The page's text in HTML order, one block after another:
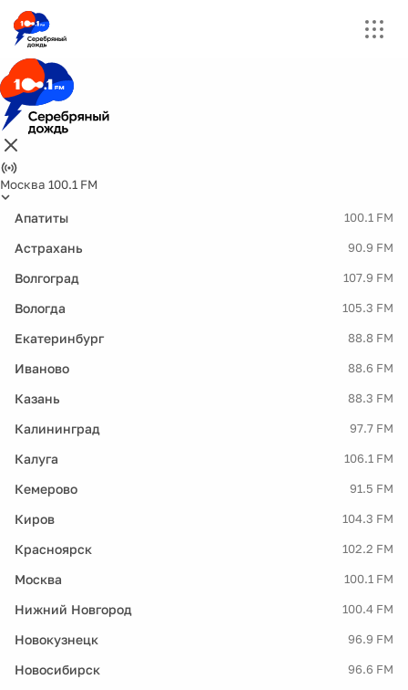
Москва 100.1 FM
Апатиты 100.1 FM
Астрахань 90.9 FM
Волгоград 107.9 FM
Вологда 105.3 FM
Екатеринбург 88.8 FM
Иваново 88.6 FM
Казань 88.3 FM
Калининград 97.7 FM
Калуга 106.1 FM
Кемерово 91.5 FM
Киров 104.3 FM
Красноярск 102.2 FM
Москва 100.1 FM
Нижний Новгород 100.4 FM
Новокузнецк 96.9 FM
Новосибирск 96.6 FM